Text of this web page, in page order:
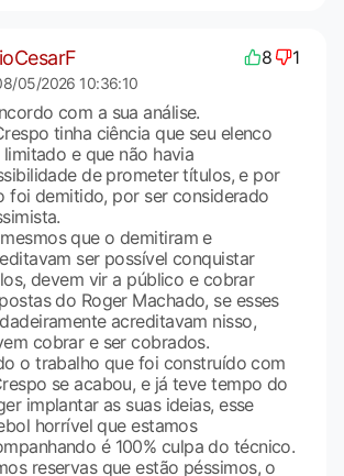
8 1
05/2026 10:36:10
com a sua análise.
tinha ciência que seu elenco
limitado e que não havia
de prometer títulos, e por
foi demitido, por ser considerado
que o demitiram e
ser possível conquistar
devem vir a público e cobrar
do Roger Machado, se esses
acreditavam nisso,
cobrar e ser cobrados.
o trabalho que foi construído com
se acabou, e já teve tempo do
implantar as suas ideias, esse
horrível que estamos
é 100% culpa do técnico.
reservas que estão péssimos, o